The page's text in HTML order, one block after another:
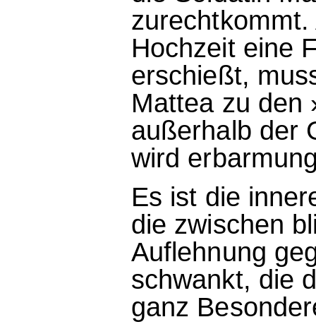
Hochzeit eine
erschießt,
Mattea zu den
außerhalb der
wird
Es ist die
die zwischen
Auflehnung
schwankt, die
ganz